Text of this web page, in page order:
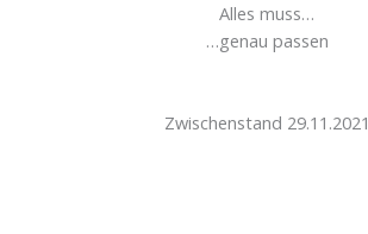
Alles muss…
…genau passen
Zwischenstand 29.11.2021